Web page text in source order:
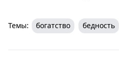
Темы: богатство бедность